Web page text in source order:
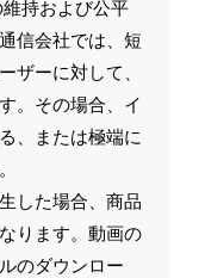
持および公平
信会社では、短
ザーに対して、
。その場合、イ
、または極端に
した場合、商品
ります。動画の
のダウンロー